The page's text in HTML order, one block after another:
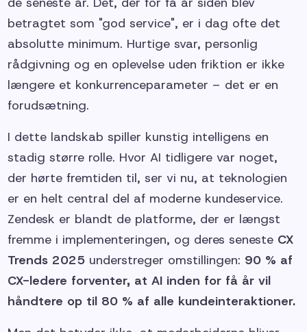
betragtet som "god service", er i dag ofte det
absolutte minimum. Hurtige svar, personlig
rådgivning og en oplevelse uden friktion er ikke
længere et konkurrenceparameter – det er en
forudsætning.
I dette landskab spiller kunstig intelligens en
stadig større rolle. Hvor AI tidligere var noget,
der hørte fremtiden til, ser vi nu, at teknologien
er en helt central del af moderne kundeservice.
Zendesk er blandt de platforme, der er længst
fremme i implementeringen, og deres seneste CX
Trends 2025 understreger omstillingen: 90 % af
CX-ledere forventer, at AI inden for få år vil
håndtere op til 80 % af alle kundeinteraktioner.